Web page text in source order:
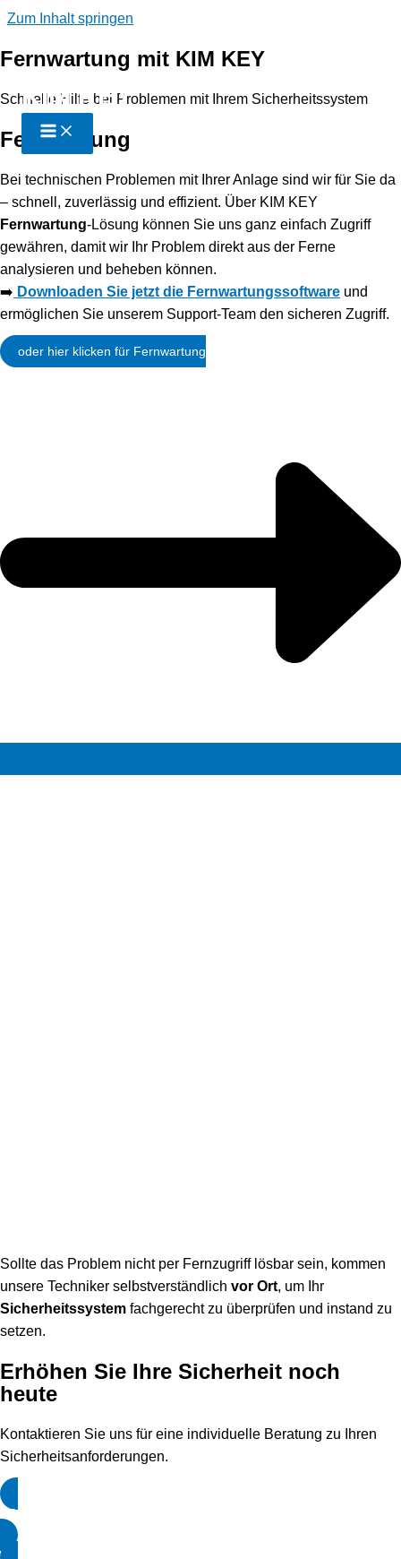
Zum Inhalt springen
KIM KEY
Fernwartung mit KIM KEY
Schnelle Hilfe bei Problemen mit Ihrem Sicherheitssystem
Fernwartung
Bei technischen Problemen mit Ihrer Anlage sind wir für Sie da
– schnell, zuverlässig und effizient. Über KIM KEY
Fernwartung-Lösung können Sie uns ganz einfach Zugriff
gewähren, damit wir Ihr Problem direkt aus der Ferne
analysieren und beheben können.
➡️ Downloaden Sie jetzt die Fernwartungssoftware und
ermöglichen Sie unserem Support-Team den sicheren Zugriff.
oder hier klicken für Fernwartung
Sollte das Problem nicht per Fernzugriff lösbar sein, kommen
unsere Techniker selbstverständlich vor Ort, um Ihr
Sicherheitssystem fachgerecht zu überprüfen und instand zu
setzen.
Erhöhen Sie Ihre Sicherheit noch
heute
Kontaktieren Sie uns für eine individuelle Beratung zu Ihren
Sicherheitsanforderungen.
KONTAKTIEREN SIE UNS